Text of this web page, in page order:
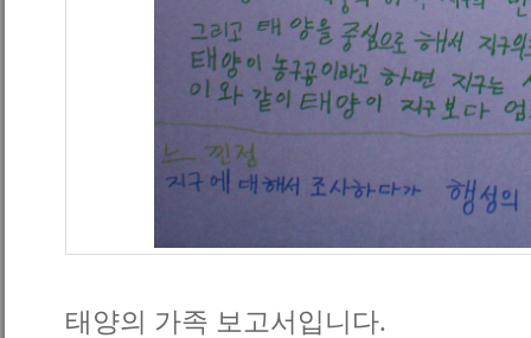
태양의 가족 보고서입니다.